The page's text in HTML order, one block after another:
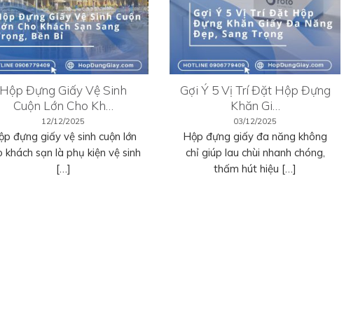
Hộp Đựng Giấy Vệ Sinh
Cuộn Lớn Cho Kh…
12/12/2025
đựng giấy vệ sinh cuộn lớn
khách sạn là phụ kiện vệ sinh
[…]
Gợi Ý 5 Vị Trí Đặt Hộp Đựng
Khăn Gi…
03/12/2025
Hộp đựng giấy đa năng không
chỉ giúp lau chùi nhanh chóng,
thấm hút hiệu […]